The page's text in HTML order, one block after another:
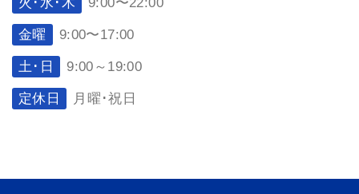
火･水･木 9:00〜22:00
金曜 9:00〜17:00
土･日 9:00～19:00
定休日 月曜･祝日